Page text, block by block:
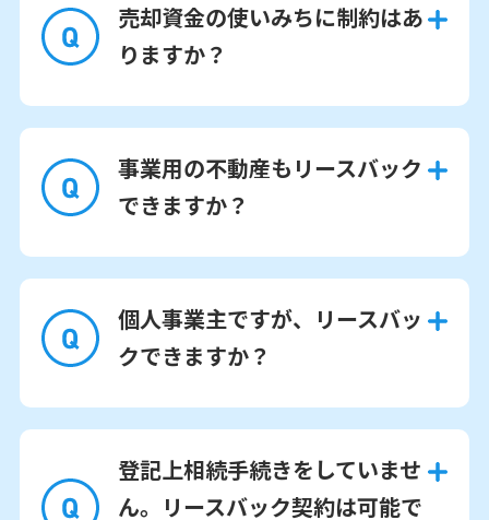
売却資金の使いみちに制約はあ
りますか？
事業用の不動産もリースバック
できますか？
個人事業主ですが、リースバッ
クできますか？
登記上相続手続きをしていませ
ん。リースバック契約は可能で